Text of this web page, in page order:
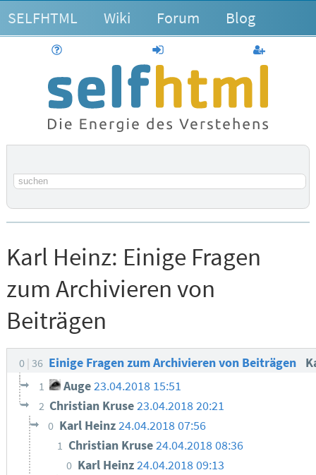
SELFHTML Wiki Forum Blog
anmelden
Suchbegriff
Karl Heinz: Einige Fragen
zum Archivieren von
Beiträgen
0 36 Einige Fragen zum Archivieren von Beiträgen
1 Auge23.04.2018 15:51
2 Christian Kruse23.04.2018 20:21
0 Karl Heinz24.04.2018 07:56
1 Christian Kruse24.04.2018 08:36
0 Karl Heinz24.04.2018 09:13